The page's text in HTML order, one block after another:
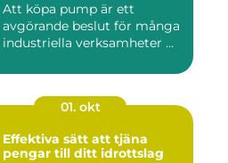
Att köpa pump är ett
avgörande beslut för många
industriella verksamheter ...
01. okt
Effektiva sätt att tjäna
pengar till ditt idrottslag